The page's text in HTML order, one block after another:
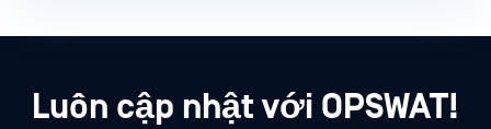
Luôn cập nhật với OPSWAT!